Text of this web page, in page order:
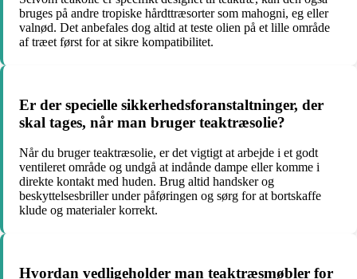
bruges på andre tropiske hårdttræsorter som mahogni, eg eller
valnød. Det anbefales dog altid at teste olien på et lille område
af træet først for at sikre kompatibilitet.
Er der specielle sikkerhedsforanstaltninger, der
skal tages, når man bruger teaktræsolie?
Når du bruger teaktræsolie, er det vigtigt at arbejde i et godt
ventileret område og undgå at indånde dampe eller komme i
direkte kontakt med huden. Brug altid handsker og
beskyttelsesbriller under påføringen og sørg for at bortskaffe
klude og materialer korrekt.
Hvordan vedligeholder man teaktræsmøbler for